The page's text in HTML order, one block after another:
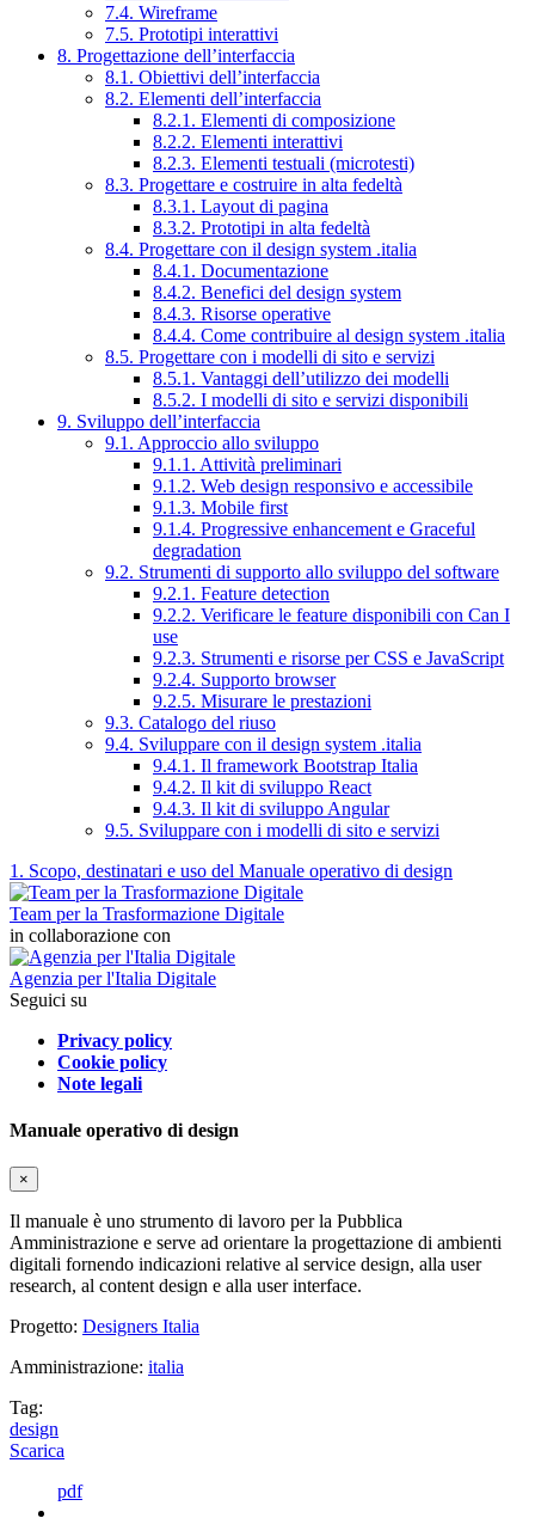
7.4. Wireframe
7.5. Prototipi interattivi
8. Progettazione dell’interfaccia
8.1. Obiettivi dell’interfaccia
8.2. Elementi dell’interfaccia
8.2.1. Elementi di composizione
8.2.2. Elementi interattivi
8.2.3. Elementi testuali (microtesti)
8.3. Progettare e costruire in alta fedeltà
8.3.1. Layout di pagina
8.3.2. Prototipi in alta fedeltà
8.4. Progettare con il design system .italia
8.4.1. Documentazione
8.4.2. Benefici del design system
8.4.3. Risorse operative
8.4.4. Come contribuire al design system .italia
8.5. Progettare con i modelli di sito e servizi
8.5.1. Vantaggi dell’utilizzo dei modelli
8.5.2. I modelli di sito e servizi disponibili
9. Sviluppo dell’interfaccia
9.1. Approccio allo sviluppo
9.1.1. Attività preliminari
9.1.2. Web design responsivo e accessibile
9.1.3. Mobile first
9.1.4. Progressive enhancement e Graceful
degradation
9.2. Strumenti di supporto allo sviluppo del software
9.2.1. Feature detection
9.2.2. Verificare le feature disponibili con Can I
use
9.2.3. Strumenti e risorse per CSS e JavaScript
9.2.4. Supporto browser
9.2.5. Misurare le prestazioni
9.3. Catalogo del riuso
9.4. Sviluppare con il design system .italia
9.4.1. Il framework Bootstrap Italia
9.4.2. Il kit di sviluppo React
9.4.3. Il kit di sviluppo Angular
9.5. Sviluppare con i modelli di sito e servizi
1. Scopo, destinatari e uso del Manuale operativo di design
Team per la Trasformazione Digitale
in collaborazione con
Agenzia per l'Italia Digitale
Seguici su
Privacy policy
Cookie policy
Note legali
Manuale operativo di design
×
Il manuale è uno strumento di lavoro per la Pubblica
Amministrazione e serve ad orientare la progettazione di ambienti
digitali fornendo indicazioni relative al service design, alla user
research, al content design e alla user interface.
Progetto: Designers Italia
Amministrazione: italia
Tag:
design
Scarica
pdf